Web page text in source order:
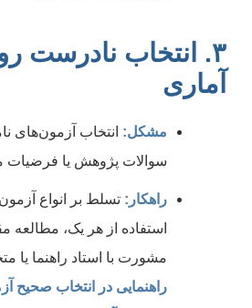
۳. انتخاب نادرست
آماری
مشکل: انتخاب آزمون‌های
سوالات پژوهش یا
راهکار: تسلط بر انواع
استفاده از هر یک، مطالعه
مشورت با استاد راهنما یا
راهنمایی در انتخاب صحیح